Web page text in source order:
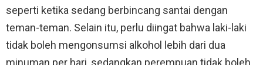
seperti ketika sedang berbincang santai dengan
teman-teman. Selain itu, perlu diingat bahwa laki-laki
tidak boleh mengonsumsi alkohol lebih dari dua
minuman per hari, sedangkan perempuan tidak boleh